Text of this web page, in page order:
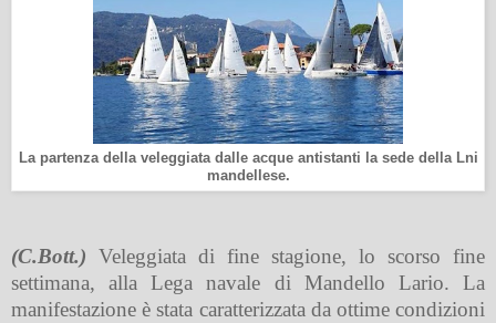
La partenza della veleggiata dalle acque antistanti la sede della Lni
mandellese.
(C.Bott.) Veleggiata di fine stagione, lo scorso fine
settimana, alla Lega navale di Mandello Lario. La
manifestazione è stata caratterizzata da ottime condizioni